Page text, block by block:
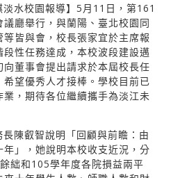
淡水校園報導】5月11日，第161
廳舉行，與蘭陽、臺北校園同
皆與會，校長張家宜於主席報
性任務達成，本校波段建設邁
向董事會提出請求於本屆校長任
望優秀人才接棒。學校目前已
，期待各位繼續攜手為淡江未
陳叡智說明「回顧與前瞻：由
」，她說明本校收支近況，分
絀和105學年度各院損益兩平